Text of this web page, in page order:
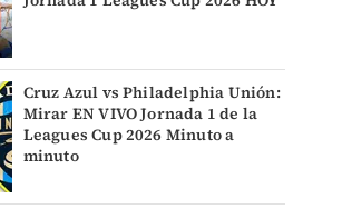
Cruz Azul vs Philadelphia Unión:
Mirar EN VIVO Jornada 1 de la
Leagues Cup 2026 Minuto a
minuto